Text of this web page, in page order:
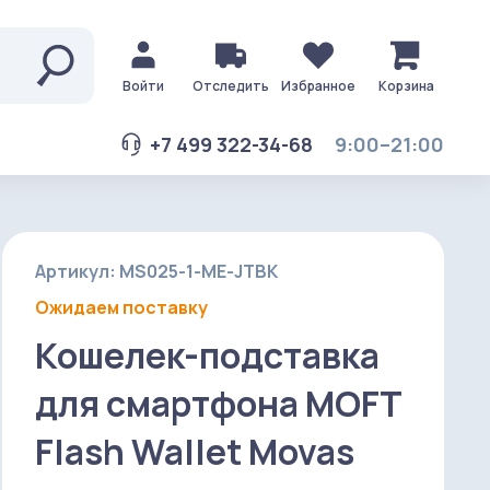
Войти Отследить Избранное Корзина
+7 499 322-34-68 9:00–21:00
Артикул: MS025-1-ME-JTBK
Кошелек-подставка
для смартфона MOFT
Flash Wallet Movas
Ожидаем поставку